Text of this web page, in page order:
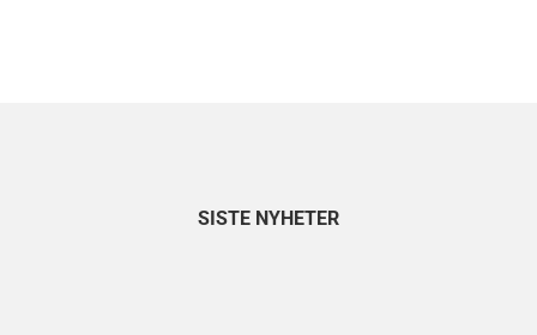
SISTE NYHETER